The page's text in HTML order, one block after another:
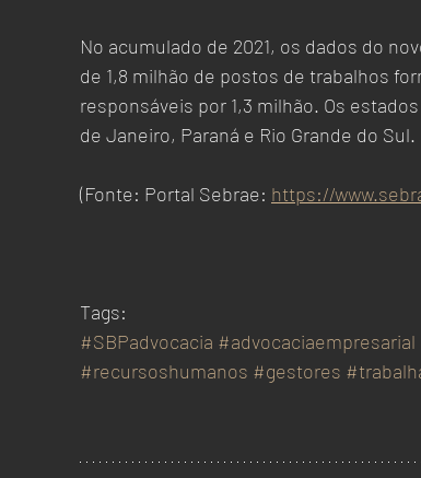
No acumulado de 2021, os dados do
de 1,8 milhão de postos de trabalhos
responsáveis por 1,3 milhão. Os
de Janeiro, Paraná e Rio Grande do Sul.
(Fonte: Portal Sebrae: https://
Tags:
#SBPadvocacia #advocaciaempresarial
#recursoshumanos #gestores